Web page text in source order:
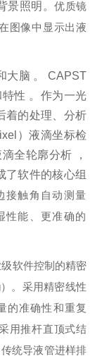
景照明。优质镜
图像中显示出液
大脑 。 CAPST
性 。作为一光
着的处理、分析
）液滴坐标检
全轮廓分析 ，
了软件的核心组
接触角自动测量
性能、更准确的
软件控制的精密
。采用精密线性
的准确性和重复
用推杆直顶式结
统导液管进样排